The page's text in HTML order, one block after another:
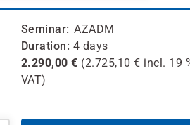
Seminar
AZADM
Duration 4 days
2.290,00 € (2.725,10 € incl. 19
VAT)